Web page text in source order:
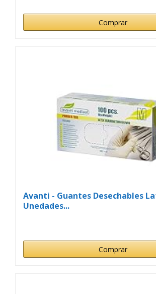
Comprar
Avanti - Guantes Desechables
Unedades...
Comprar